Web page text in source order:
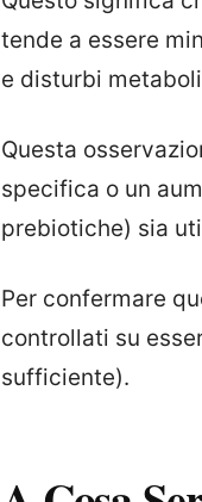
tende a essere
e disturbi
Questa
specifica o un
prebiotiche) sia
Per confermare
controllati su
sufficiente).